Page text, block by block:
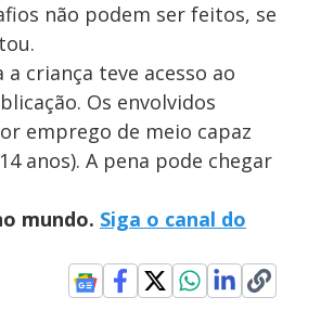
não podem ser feitos, se
criança teve acesso ao
Os envolvidos
emprego de meio capaz
anos). A pena pode chegar
mundo. Siga o canal do